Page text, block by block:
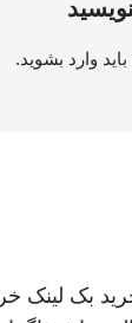
وارد بشوید.
بک لینک